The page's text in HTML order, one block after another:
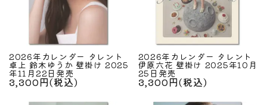
2026年カレンダー タレント
卓上 鈴木ゆうか 壁掛け 2025
年11月22日発売
3,300円(税込)
2026年カレンダー タレント
伊原六花 壁掛け 2025年10月
25日発売
3,300円(税込)